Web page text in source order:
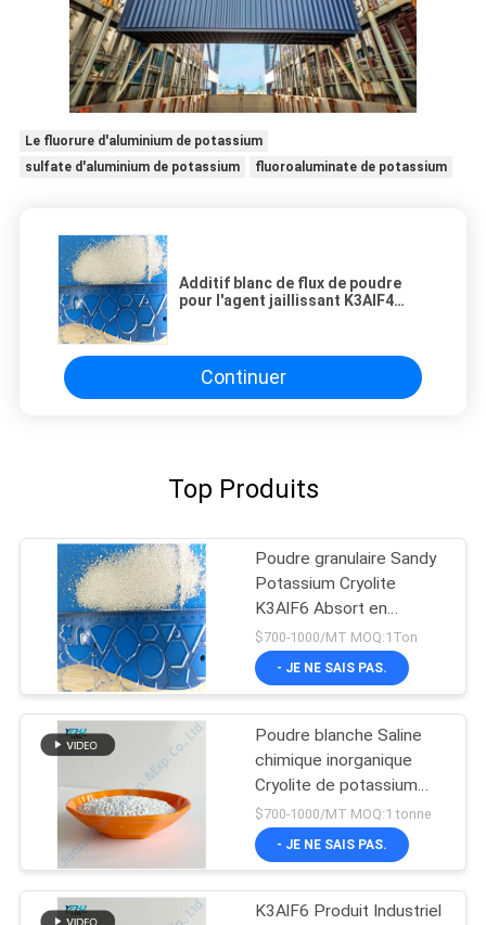
Le fluorure d'aluminium de potassium
sulfate d'aluminium de potassium
fluoroaluminate de potassium
Additif blanc de flux de poudre
pour l'agent jaillissant K3AlF4
Continuer
Top Produits
Poudre granulaire Sandy
Potassium Cryolite
K3AlF6 Absort en
aluminium
$700-1000/MT MOQ:1Ton
- JE NE SAIS PAS.
Poudre blanche Saline
chimique inorganique
Cryolite de potassium
K3AlF6
$700-1000/MT MOQ:1 tonne
- JE NE SAIS PAS.
K3AlF6 Produit Industriel